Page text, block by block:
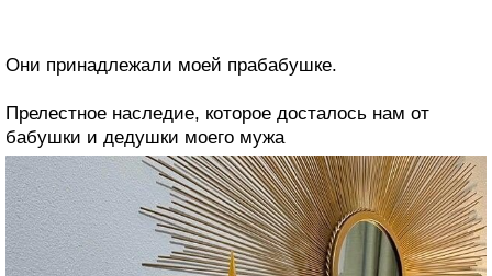
Они принадлежали моей прабабушке.
Прелестное наследие, которое досталось нам от
бабушки и дедушки моего мужа